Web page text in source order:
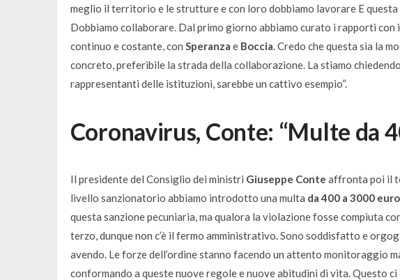
meglio il territorio e le strutture e con loro dobbiamo lavorare E
Dobbiamo collaborare. Dal primo giorno abbiamo curato i rapporti
continuo e costante, con Speranza e Boccia. Credo che questa sia la
concreto, preferibile la strada della collaborazione. La stiamo
rappresentanti delle istituzioni, sarebbe un cattivo esempio“.
Coronavirus, Conte: “Multe da
Il presidente del Consiglio dei ministri Giuseppe Conte affronta poi il
livello sanzionatorio abbiamo introdotto una multa da 400 a 3000 euro
questa sanzione pecuniaria, ma qualora la violazione fosse compiuta
terzo, dunque non c’è il fermo amministrativo. Sono soddisfatto e
avendo. Le forze dell’ordine stanno facendo un attento monitoraggio
conformando a queste nuove regole e nuove abitudini di vita. Questo